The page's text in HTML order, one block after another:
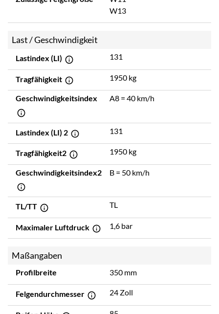
W13
Last / Geschwindigkeit
Lastindex (LI) 131
Tragfähigkeit 1950 kg
Geschwindigkeitsindex A8 = 40 km/h
Lastindex (LI) 2 131
Tragfähigkeit2 1950 kg
Geschwindigkeitsindex2 B = 50 km/h
TL/TT TL
Maximaler Luftdruck 1,6 bar
Maßangaben
Profilbreite 350 mm
Felgendurchmesser 24 Zoll